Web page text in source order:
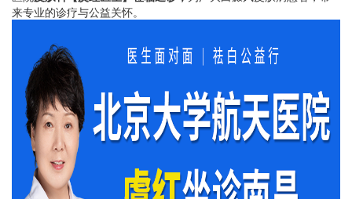
来专业的诊疗与公益关怀。